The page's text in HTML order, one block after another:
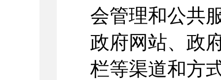
会管理和公共
政府网站、政
栏等渠道和方